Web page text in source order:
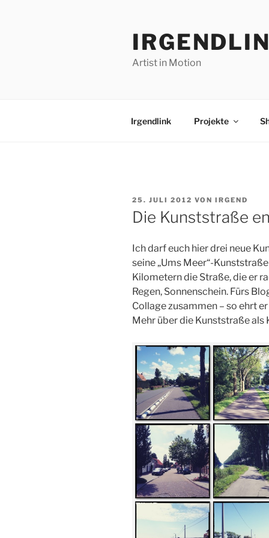
Artist in Motion
Irgendlink Projekte
VERÖFFENTLICHT
AM
25. JULI 2012 VON IRGEND
Die Kunststraße
Ich darf euch hier drei neue
seine „Ums Meer“-
Kilometern die Straße, die er
Regen, Sonnenschein. Fürs
Collage zusammen – so ehrt
Mehr über die Kunststraße